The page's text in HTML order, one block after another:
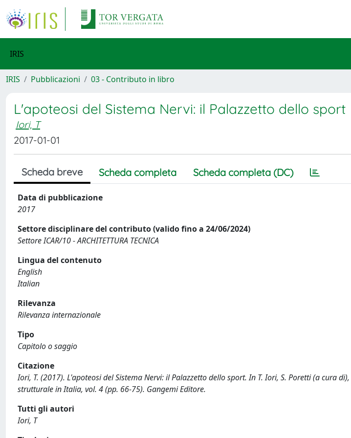
IRIS
IRIS Pubblicazioni 03 - Contributo in libro
L'apoteosi del Sistema Nervi: il Palazzetto dello sport
Iori, T
2017-01-01
Scheda breve Scheda completa Scheda completa (DC)
Data di pubblicazione
2017
Settore disciplinare del contributo (valido fino a 24/06/2024)
Settore ICAR/10 - ARCHITETTURA TECNICA
Lingua del contenuto
English
Italian
Rilevanza
Rilevanza internazionale
Tipo
Capitolo o saggio
Citazione
Iori, T. (2017). L'apoteosi del Sistema Nervi: il Palazzetto dello sport. In T. Iori, S. Poretti (a cura
strutturale in Italia, vol. 4 (pp. 66-75). Gangemi Editore.
Tutti gli autori
Iori, T